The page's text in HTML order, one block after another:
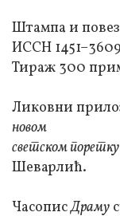
Штампа и
ИССН 1451–3609
Тираж 300
Ликовни
новом
светском поретку
Шеварлић.
ЧасописДраму